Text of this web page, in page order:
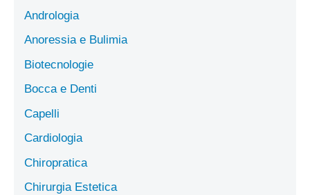
Andrologia
Anoressia e Bulimia
Biotecnologie
Bocca e Denti
Capelli
Cardiologia
Chiropratica
Chirurgia Estetica